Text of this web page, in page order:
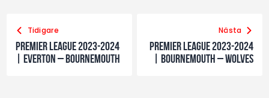
Tidigare
Premier League 2023-2024
| Everton – Bournemouth
Nästa
Premier League 2023-2024
| Bournemouth – Wolves